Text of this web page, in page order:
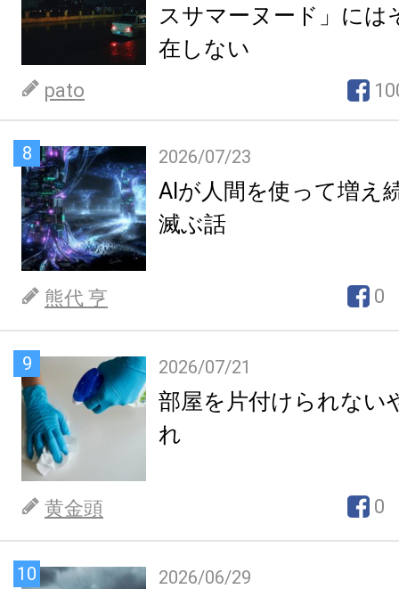
スサマーヌード」には
在しない
pato
8 2026/07/23
AIが人間を使って増え
滅ぶ話
熊代 亨 0
9 2026/07/21
部屋を片付けられない
れ
黄金頭 0
10 2026/06/29